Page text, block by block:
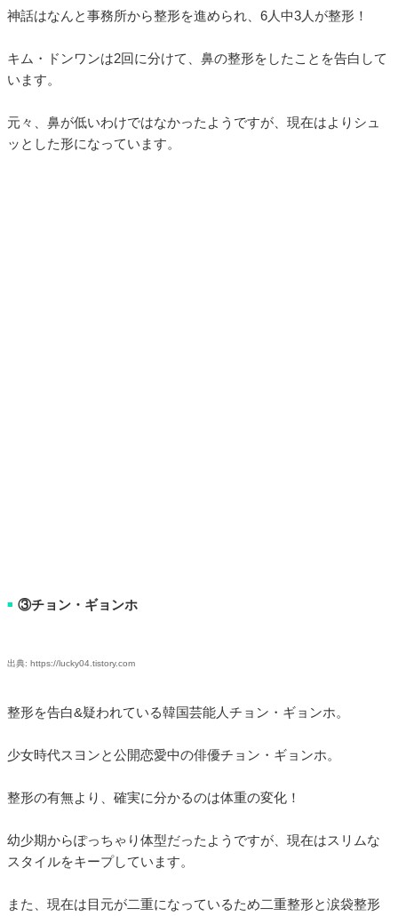
神話はなんと事務所から整形を進められ、6人中3人が整形！
キム・ドンワンは2回に分けて、鼻の整形をしたことを告白して
います。
元々、鼻が低いわけではなかったようですが、現在はよりシュ
ッとした形になっています。
■ ③チョン・ギョンホ
出典: https://lucky04.tistory.com
整形を告白&疑われている韓国芸能人チョン・ギョンホ。
少女時代スヨンと公開恋愛中の俳優チョン・ギョンホ。
整形の有無より、確実に分かるのは体重の変化！
幼少期からぽっちゃり体型だったようですが、現在はスリムな
スタイルをキープしています。
また、現在は目元が二重になっているため二重整形と涙袋整形